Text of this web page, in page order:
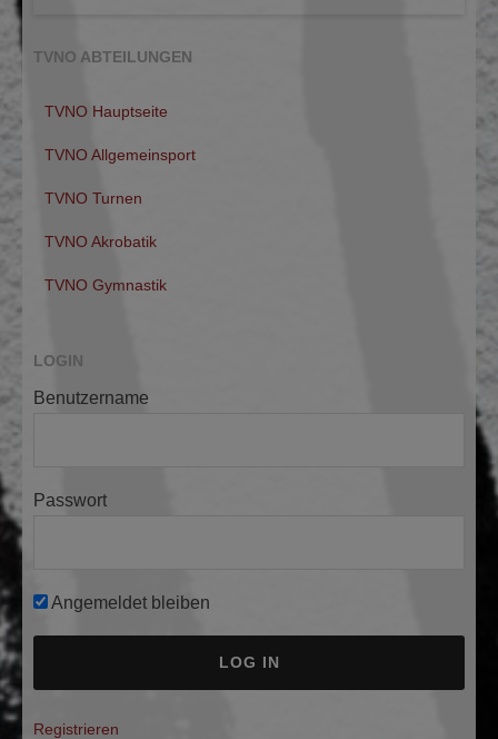
TVNO ABTEILUNGEN
TVNO Hauptseite
TVNO Allgemeinsport
TVNO Turnen
TVNO Akrobatik
TVNO Gymnastik
LOGIN
Benutzername
Passwort
Angemeldet bleiben
A
Registrieren